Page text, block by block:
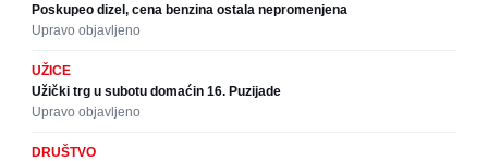
Poskupeo dizel, cena benzina ostala nepromenjena
Upravo objavljeno
UŽICE
Užički trg u subotu domaćin 16. Puzijade
Upravo objavljeno
DRUŠTVO